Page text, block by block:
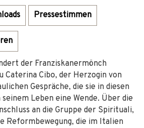
Pressestimmen
der Franziskanermönch
Caterina Cibo, der Herzogin von
Gespräche, die sie in diesen
Leben eine Wende. Über die
an die Gruppe der Spirituali,
Reformbewegung, die im Italien